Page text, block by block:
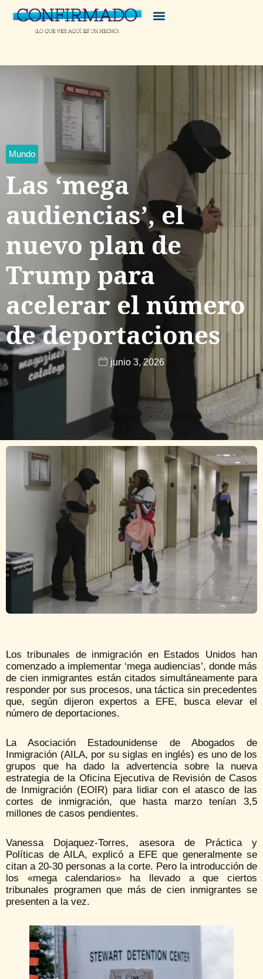
Mundo
Las ‘mega
audiencias’, el
nuevo plan de
Trump para
acelerar el número
de deportaciones
junio 3, 2026
Los tribunales de inmigración en Estados Unidos han
comenzado a implementar ‘mega audiencias’, donde más
de cien inmigrantes están citados simultáneamente para
responder por sus procesos, una táctica sin precedentes
que, según dijeron expertos a EFE, busca elevar el
número de deportaciones.
La Asociación Estadounidense de Abogados de
Inmigración (AILA, por su siglas en inglés) es uno de los
grupos que ha dado la advertencia sobre la nueva
estrategia de la Oficina Ejecutiva de Revisión de Casos
de Inmigración (EOIR) para lidiar con el atasco de las
cortes de inmigración, que hasta marzo tenían 3,5
millones de casos pendientes.
Vanessa Dojaquez-Torres, asesora de Práctica y
Políticas de AILA, explicó a EFE que generalmente se
citan a 20-30 personas a la corte. Pero la introducción de
los «mega calendarios» ha llevado a que ciertos
tribunales programen que más de cien inmigrantes se
presenten a la vez.